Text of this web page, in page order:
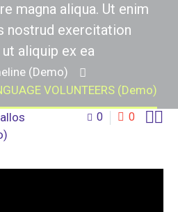
magna aliqua. Ut enim
nostrud exercitation
aliquip ex ea
(Demo)
VOLUNTEERS (Demo)
0 0 